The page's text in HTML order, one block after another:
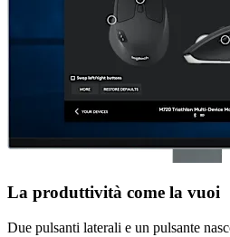
La produttività come la vuoi
Due pulsanti laterali e un pulsante